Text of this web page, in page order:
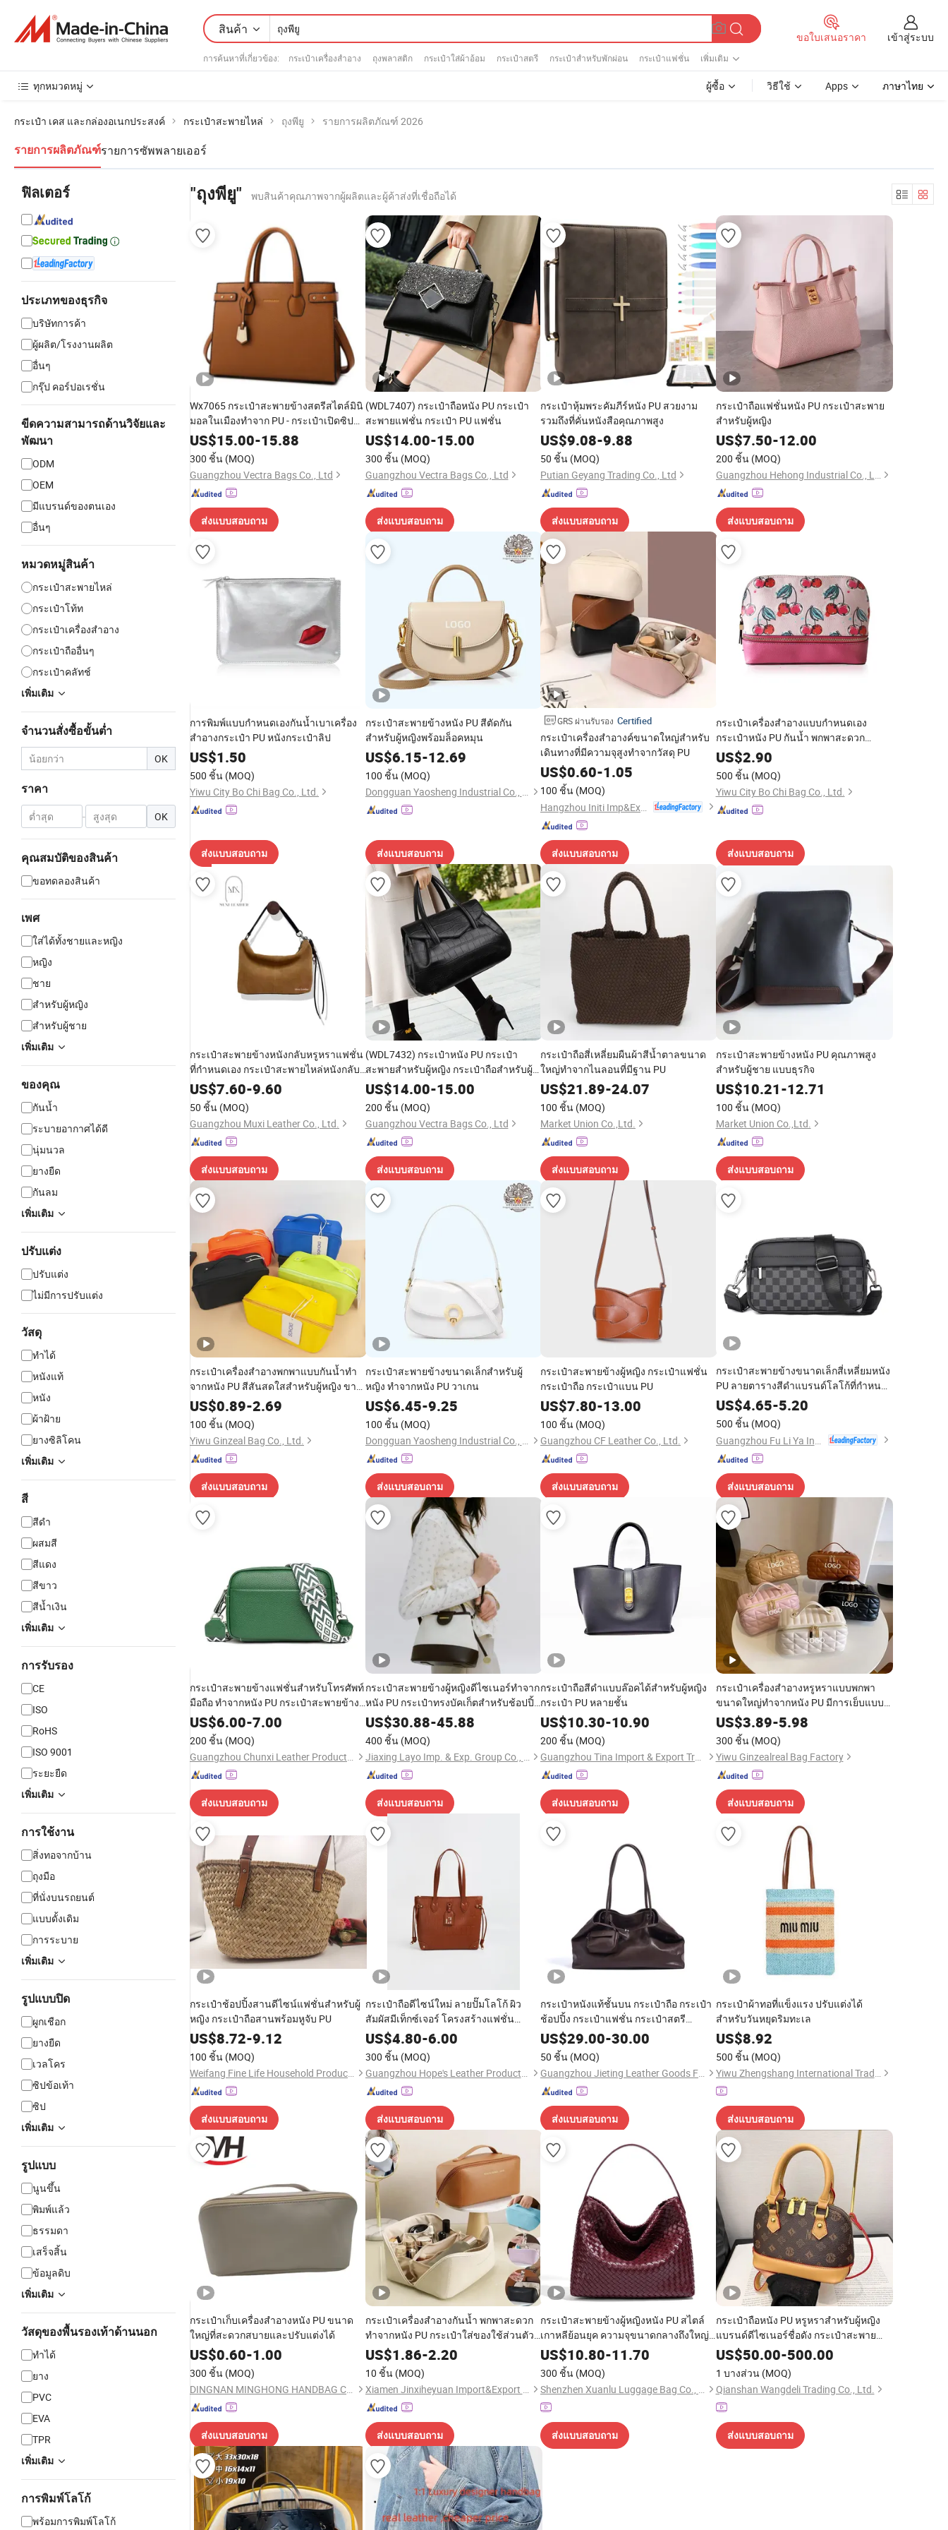
สินค้า
การค้นหาที่เกี่ยวข้อง: กระเป๋าเครื่องสำอาง ถุงพลาสติก กระเป๋าใส่ผ้าอ้อม กระเป๋าสตรี กระเป๋าสำหรับพักผ่อน กระเป๋าแฟชั่น เพิ่มเติม
ขอใบเสนอราคา เข้าสู่ระบบ
ทุกหมวดหมู่ ผู้ซื้อ วิธีใช้ Apps ภาษาไทย
กระเป๋า เคส และกล่องอเนกประสงค์ กระเป๋าสะพายไหล่ ถุงพียู รายการผลิตภัณฑ์ 2026
รายการผลิตภัณฑ์รายการซัพพลายเออร์
ฟิลเตอร์
ประเภทของธุรกิจ
บริษัทการค้า
ผู้ผลิต/โรงงานผลิต
อื่นๆ
กรุ๊ป คอร์ปอเรชั่น
ขีดความสามารถด้านวิจัยและ
พัฒนา
ODM
OEM
มีแบรนด์ของตนเอง
อื่นๆ
หมวดหมู่สินค้า
กระเป๋าสะพายไหล่
กระเป๋าโท้ท
กระเป๋าเครื่องสำอาง
กระเป๋าถืออื่นๆ
กระเป๋าคลัทช์
เพิ่มเติม
จำนวนสั่งซื้อขั้นต่ำ
OK
ราคา
- OK
คุณสมบัติของสินค้า
ขอทดลองสินค้า
เพศ
ใส่ได้ทั้งชายและหญิง
หญิง
ชาย
สำหรับผู้หญิง
สำหรับผู้ชาย
เพิ่มเติม
ของคุณ
กันน้ำ
ระบายอากาศได้ดี
นุ่มนวล
ยางยืด
กันลม
เพิ่มเติม
ปรับแต่ง
ปรับแต่ง
ไม่มีการปรับแต่ง
วัสดุ
ทำได้
หนังแท้
หนัง
ผ้าฝ้าย
ยางซิลิโคน
เพิ่มเติม
สี
สีดำ
ผสมสี
สีแดง
สีขาว
สีน้ำเงิน
เพิ่มเติม
การรับรอง
CE
ISO
RoHS
ISO 9001
ระยะยืด
เพิ่มเติม
การใช้งาน
สิ่งทอจากบ้าน
ถุงมือ
ที่นั่งบนรถยนต์
แบบดั้งเดิม
การระบาย
เพิ่มเติม
รูปแบบปิด
ผูกเชือก
ยางยืด
เวลโคร
ซิปข้อเท้า
ซิป
เพิ่มเติม
รูปแบบ
นูนขึ้น
พิมพ์แล้ว
ธรรมดา
เสร็จสิ้น
ข้อมูลดิบ
เพิ่มเติม
วัสดุของพื้นรองเท้าด้านนอก
ทำได้
ยาง
PVC
EVA
TPR
เพิ่มเติม
การพิมพ์โลโก้
พร้อมการพิมพ์โลโก้
"ถุงพียู" พบสินค้าคุณภาพจากผู้ผลิตและผู้ค้าส่งที่เชื่อถือได้
Wx7065 กระเป๋าสะพายข้างสตรีสไตล์มินิ
มอลในเมืองทำจาก PU - กระเป๋าเปิดซิป
ขนาดเล็กพร้อมสายสะพาย
US$15.00-15.88
300 ชิ้น (MOQ)
Guangzhou Vectra Bags Co., Ltd
ส่งแบบสอบถาม
(WDL7407) กระเป๋าถือหนัง PU กระเป๋า
สะพายแฟชั่น กระเป๋า PU แฟชั่น
US$14.00-15.00
300 ชิ้น (MOQ)
Guangzhou Vectra Bags Co., Ltd
ส่งแบบสอบถาม
กระเป๋าหุ้มพระคัมภีร์หนัง PU สวยงาม
รวมถึงที่คั่นหนังสือคุณภาพสูง
US$9.08-9.88
50 ชิ้น (MOQ)
Putian Geyang Trading Co., Ltd
ส่งแบบสอบถาม
กระเป๋าถือแฟชั่นหนัง PU กระเป๋าสะพาย
สำหรับผู้หญิง
US$7.50-12.00
200 ชิ้น (MOQ)
Guangzhou Hehong Industrial Co., Ltd.
ส่งแบบสอบถาม
การพิมพ์แบบกำหนดเองกันน้ำเบาเครื่อง
สำอางกระเป๋า PU หนังกระเป๋าลิป
US$1.50
500 ชิ้น (MOQ)
Yiwu City Bo Chi Bag Co., Ltd.
ส่งแบบสอบถาม
กระเป๋าสะพายข้างหนัง PU สีตัดกัน
สำหรับผู้หญิงพร้อมล็อคหมุน
US$6.15-12.69
100 ชิ้น (MOQ)
Dongguan Yaosheng Industrial Co., Ltd
ส่งแบบสอบถาม
GRS ผ่านรับรอง Certified
กระเป๋าเครื่องสำอางค์ขนาดใหญ่สำหรับ
เดินทางที่มีความจุสูงทำจากวัสดุ PU
US$0.60-1.05
100 ชิ้น (MOQ)
ส่งแบบสอบถาม
กระเป๋าเครื่องสำอางแบบกำหนดเอง
กระเป๋าหนัง PU กันน้ำ พกพาสะดวก
กระเป๋าเครื่องสำอางสำหรับเดินทาง
กระเป๋าแปรงหลายฟังก์ชันสำหรับผู้หญิง
US$2.90
500 ชิ้น (MOQ)
Yiwu City Bo Chi Bag Co., Ltd.
ส่งแบบสอบถาม
กระเป๋าสะพายข้างหนังกลับหรูหราแฟชั่น
ที่กำหนดเอง กระเป๋าสะพายไหล่หนังกลับ
แบบโฮโบสำหรับผู้หญิงกลาง
US$7.60-9.60
50 ชิ้น (MOQ)
Guangzhou Muxi Leather Co., Ltd.
ส่งแบบสอบถาม
(WDL7432) กระเป๋าหนัง PU กระเป๋า
สะพายสำหรับผู้หญิง กระเป๋าถือสำหรับผู้
หญิง
US$14.00-15.00
200 ชิ้น (MOQ)
Guangzhou Vectra Bags Co., Ltd
ส่งแบบสอบถาม
กระเป๋าถือสี่เหลี่ยมผืนผ้าสีน้ำตาลขนาด
ใหญ่ทำจากไนลอนที่มีฐาน PU
US$21.89-24.07
100 ชิ้น (MOQ)
Market Union Co.,Ltd.
ส่งแบบสอบถาม
กระเป๋าสะพายข้างหนัง PU คุณภาพสูง
สำหรับผู้ชาย แบบธุรกิจ
US$10.21-12.71
100 ชิ้น (MOQ)
Market Union Co.,Ltd.
ส่งแบบสอบถาม
กระเป๋าเครื่องสำอางพกพาแบบกันน้ำทำ
จากหนัง PU สีสันสดใสสำหรับผู้หญิง ขาย
ดีแบบกำหนดเอง โปรโมชั่น กระเป๋า
เครื่องสำอางหลายฟังก์ชันสำหรับการเดิน
ทาง
US$0.89-2.69
100 ชิ้น (MOQ)
Yiwu Ginzeal Bag Co., Ltd.
ส่งแบบสอบถาม
กระเป๋าสะพายข้างขนาดเล็กสำหรับผู้
หญิง ทำจากหนัง PU วาเกน
US$6.45-9.25
100 ชิ้น (MOQ)
Dongguan Yaosheng Industrial Co., Ltd
ส่งแบบสอบถาม
กระเป๋าสะพายข้างผู้หญิง กระเป๋าแฟชั่น
กระเป๋าถือ กระเป๋าแบน PU
US$7.80-13.00
100 ชิ้น (MOQ)
Guangzhou CF Leather Co., Ltd.
ส่งแบบสอบถาม
กระเป๋าสะพายข้างขนาดเล็กสี่เหลี่ยมหนัง
PU ลายตารางสีดำแบรนด์โลโก้ที่กำหนด
เองสำหรับผู้ชาย กระเป๋าข้ามตัวหรูหรา
US$4.65-5.20
500 ชิ้น (MOQ)
ส่งแบบสอบถาม
กระเป๋าสะพายข้างแฟชั่นสำหรับโทรศัพท์
มือถือ ทำจากหนัง PU กระเป๋าสะพายข้าง
ขนาดเล็กสำหรับใช้ในชีวิตประจำวัน
US$6.00-7.00
200 ชิ้น (MOQ)
Guangzhou Chunxi Leather Products Co., Ltd.
ส่งแบบสอบถาม
กระเป๋าสะพายข้างผู้หญิงดีไซเนอร์ทำจาก
หนัง PU กระเป๋าทรงบัคเก็ตสำหรับช้อปปิ้ง
ออนไลน์พร้อมผ้าจาคการ์ดบนตัวกระเป๋า
US$30.88-45.88
400 ชิ้น (MOQ)
Jiaxing Layo Imp. & Exp. Group Co., Ltd.
ส่งแบบสอบถาม
กระเป๋าถือสีดำแบบล๊อคได้สำหรับผู้หญิง
กระเป๋า PU หลายชั้น
US$10.30-10.90
200 ชิ้น (MOQ)
Guangzhou Tina Import & Export Trade Co., Ltd
ส่งแบบสอบถาม
กระเป๋าเครื่องสำอางหรูหราแบบพกพา
ขนาดใหญ่ทำจากหนัง PU มีการเย็บแบบค
วิลท์สำหรับเป็นของขวัญ ป้ายชื่อส่วนตัว มี
หูจับนุ่ม สำหรับจัดเก็บความงามในการ
เดินทางของผู้หญิง
US$3.89-5.98
300 ชิ้น (MOQ)
Yiwu Ginzealreal Bag Factory
ส่งแบบสอบถาม
กระเป๋าช้อปปิ้งสานดีไซน์แฟชั่นสำหรับผู้
หญิง กระเป๋าถือสานพร้อมหูจับ PU
US$8.72-9.12
100 ชิ้น (MOQ)
Weifang Fine Life Household Products Co., Ltd
ส่งแบบสอบถาม
กระเป๋าถือดีไซน์ใหม่ ลายปั๊มโลโก้ ผิว
สัมผัสมีเท็กซ์เจอร์ โครงสร้างแฟชั่น
หนังPU กระเป๋าสะพายไหล่
US$4.80-6.00
300 ชิ้น (MOQ)
Guangzhou Hope's Leather Products Co.,Ltd
ส่งแบบสอบถาม
กระเป๋าหนังแท้ชั้นบน กระเป๋าถือ กระเป๋า
ช้อปปิ้ง กระเป๋าแฟชั่น กระเป๋าสตรี
กระเป๋าผู้หญิง กระเป๋าแบก กระเป๋า
ดีไซเนอร์ กระเป๋าหรู กระเป๋า PU กระเป๋า
สะพาย (JT2512)
US$29.00-30.00
50 ชิ้น (MOQ)
Guangzhou Jieting Leather Goods Factory
ส่งแบบสอบถาม
กระเป๋าผ้าทอที่แข็งแรง ปรับแต่งได้
สำหรับวันหยุดริมทะเล
US$8.92
500 ชิ้น (MOQ)
Yiwu Zhengshang International Trade Co., Ltd.
ส่งแบบสอบถาม
กระเป๋าเก็บเครื่องสำอางหนัง PU ขนาด
ใหญ่ที่สะดวกสบายและปรับแต่งได้
US$0.60-1.00
300 ชิ้น (MOQ)
DINGNAN MINGHONG HANDBAG CO., LTD.
ส่งแบบสอบถาม
กระเป๋าเครื่องสำอางกันน้ำ พกพาสะดวก
ทำจากหนัง PU กระเป๋าใส่ของใช้ส่วนตัว
สำหรับเดินทาง กล่องเครื่องสำอาง
อเนกประสงค์
US$1.86-2.20
10 ชิ้น (MOQ)
Xiamen Jinxiheyuan Import&Export Co., Ltd.
ส่งแบบสอบถาม
กระเป๋าสะพายข้างผู้หญิงหนัง PU สไตล์
เกาหลีย้อนยุค ความจุขนาดกลางถึงใหญ่
ทอมือ กระเป๋าถือสำหรับผู้หญิง
US$10.80-11.70
300 ชิ้น (MOQ)
Shenzhen Xuanlu Luggage Bag Co., Ltd.
ส่งแบบสอบถาม
กระเป๋าถือหนัง PU หรูหราสำหรับผู้หญิง
แบรนด์ดีไซเนอร์ชื่อดัง กระเป๋าสะพาย
ข้างและสะพายไหล่ สไตล์คลาสสิกวินเทจ
ตกแต่งด้วยตัวอักษร
US$50.00-500.00
1 บางส่วน (MOQ)
Qianshan Wangdeli Trading Co., Ltd.
ส่งแบบสอบถาม